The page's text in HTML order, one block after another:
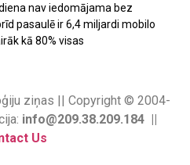
nav iedomājama bez
pasaulē ir 6,4 miljardi mobilo
kā 80% visas
ziņas || Copyright © 2004-
info@209.38.209.184 ||
Us